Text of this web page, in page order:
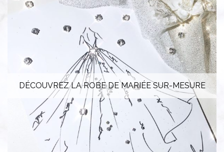
DÉCOUVREZ LA ROBE DE MARIÉE SUR-MESURE